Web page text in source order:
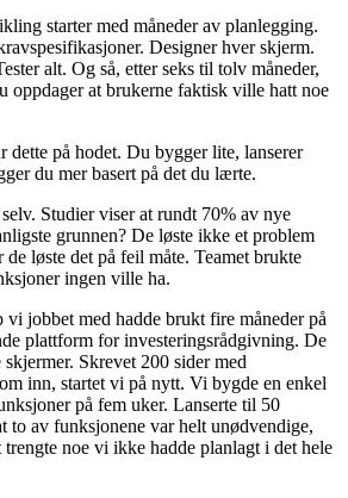
starter med måneder av planlegging.
Designer hver skjerm.
alt. Og så, etter seks til tolv måneder,
oppdager at brukerne faktisk ville hatt noe
på hodet. Du bygger lite, lanserer
du mer basert på det du lærte.
Studier viser at rundt 70% av nye
grunnen? De løste ikke et problem
løste det på feil måte. Teamet brukte
ingen ville ha.
vi jobbet med hadde brukt fire måneder på
plattform for investeringsrådgivning. De
Skrevet 200 sider med
inn, startet vi på nytt. Vi bygde en enkel
på fem uker. Lanserte til 50
to av funksjonene var helt unødvendige,
trengte noe vi ikke hadde planlagt i det hele